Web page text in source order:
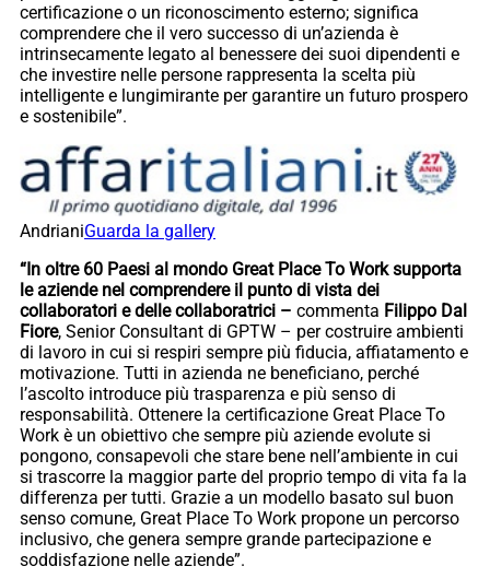
certificazione o un riconoscimento esterno; significa
comprendere che il vero successo di un’azienda è
intrinsecamente legato al benessere dei suoi dipendenti e
che investire nelle persone rappresenta la scelta più
intelligente e lungimirante per garantire un futuro prospero
e sostenibile”.
AndrianiGuarda la gallery
“In oltre 60 Paesi al mondo Great Place To Work supporta
le aziende nel comprendere il punto di vista dei
collaboratori e delle collaboratrici – commenta Filippo Dal
Fiore, Senior Consultant di GPTW – per costruire ambienti
di lavoro in cui si respiri sempre più fiducia, affiatamento e
motivazione. Tutti in azienda ne beneficiano, perché
l’ascolto introduce più trasparenza e più senso di
responsabilità. Ottenere la certificazione Great Place To
Work è un obiettivo che sempre più aziende evolute si
pongono, consapevoli che stare bene nell’ambiente in cui
si trascorre la maggior parte del proprio tempo di vita fa la
differenza per tutti. Grazie a un modello basato sul buon
senso comune, Great Place To Work propone un percorso
inclusivo, che genera sempre grande partecipazione e
soddisfazione nelle aziende”.